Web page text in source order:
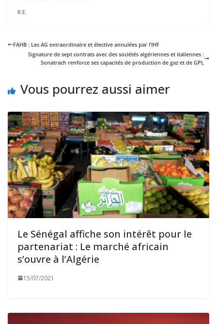
R.E.
FAHB : Les AG extraordinaire et élective annulées par l’IHF
Signature de sept contrats avec des sociétés algériennes et italiennes :
Sonatrach renforce ses capacités de production de gaz et de GPL
Vous pourrez aussi aimer
Le Sénégal affiche son intérêt pour le
partenariat : Le marché africain
s’ouvre à l’Algérie
15/07/2021